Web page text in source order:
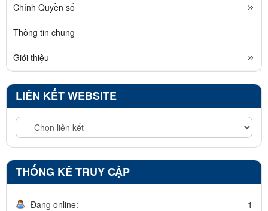
Chính Quyền số
Thông tin chung
Giới thiệu
LIÊN KẾT WEBSITE
THỐNG KÊ TRUY CẬP
Đang online: 1